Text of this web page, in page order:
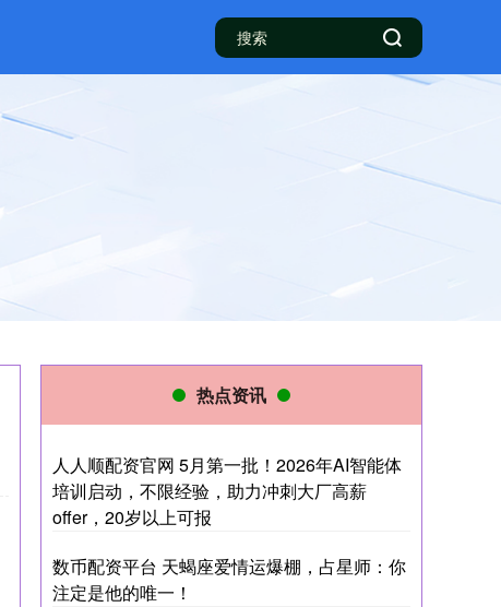
热点资讯
人人顺配资官网 5月第一批！2026年AI智能体
培训启动，不限经验，助力冲刺大厂高薪
offer，20岁以上可报
数币配资平台 天蝎座爱情运爆棚，占星师：你
注定是他的唯一！